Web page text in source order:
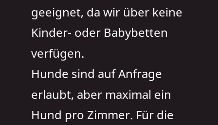
geeignet, da wir über keine
Kinder- oder Babybetten
verfügen.
Hunde sind auf Anfrage
erlaubt, aber maximal ein
Hund pro Zimmer. Für die